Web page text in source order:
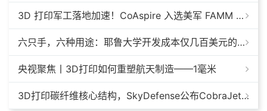
3D 打印军工落地加速！CoAspire 入选美军 FAMM 导弹项目，RAACM 巡航导弹依托增材制造推进量产
六只手，六种用途：耶鲁大学开发成本仅几百美元的3D打印多功能假肢套装
央视聚焦丨3D打印如何重塑航天制造——1毫米
3D打印碳纤维核心结构，SkyDefense公布CobraJet反无人机拦截机最新进展